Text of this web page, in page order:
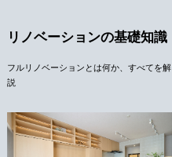
リノベーションの基礎知識
フルリノベーションとは何か、すべてを解
説